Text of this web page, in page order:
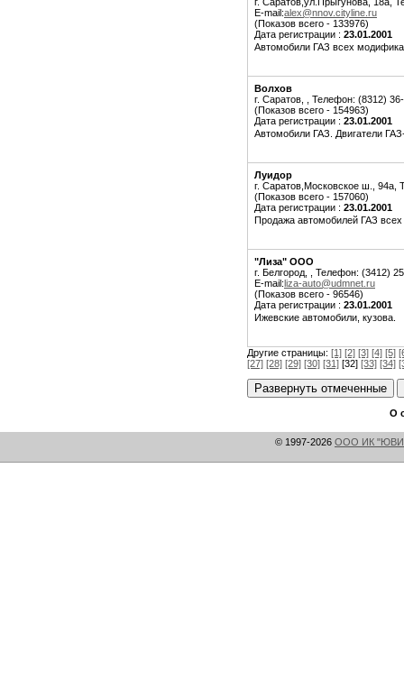
E-mail:alex@nnov.cityline.ru
(Показов всего - 133976)
Дата регистрации : 23.01.2001
Автомобили ГАЗ всех
Волхов
г. Саратов, , Телефон: (8312)
(Показов всего - 154963)
Дата регистрации : 23.01.2001
Автомобили ГАЗ. Двигатели
Луидор
г. Саратов,Московское ш., 94а,
(Показов всего - 157060)
Дата регистрации : 23.01.2001
Продажа автомобилей ГАЗ
"Лиза" ООО
г. Белгород, , Телефон: (3412)
E-mail:liza-auto@udmnet.ru
(Показов всего - 96546)
Дата регистрации : 23.01.2001
Ижевские автомобили, кузова.
Другие страницы: [1] [2] [3] [4] [5]
[27] [28] [29] [30] [31] [32] [33] [34]
О
© 1997-2026 ООО ИК